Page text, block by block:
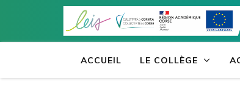
contenu
Entrée)
ACCUEIL LE COLLÈGE